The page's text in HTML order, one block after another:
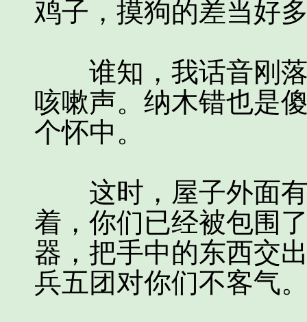
鸡子，摸狗的差当好
谁知，我话音刚落
咳嗽声。纳木错也是
个怀中。
这时，屋子外面有
着，你们已经被包围
器，把手中的东西交
兵五团对你们不客气